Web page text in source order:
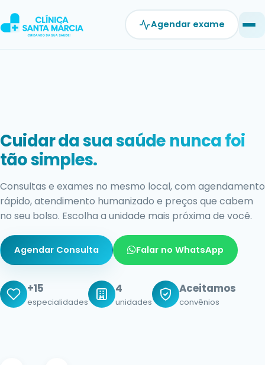
para
o
Agendar exame
Exames com resultado rápido e
confiável.
Estrutura moderna, equipe qualificada e laudos ágeis
para você não perder tempo cuidando do que mais
importa: a sua saúde.
Agendar Exame Falar no WhatsApp
agendamento no mesmo dia em até 10x
Humanizado